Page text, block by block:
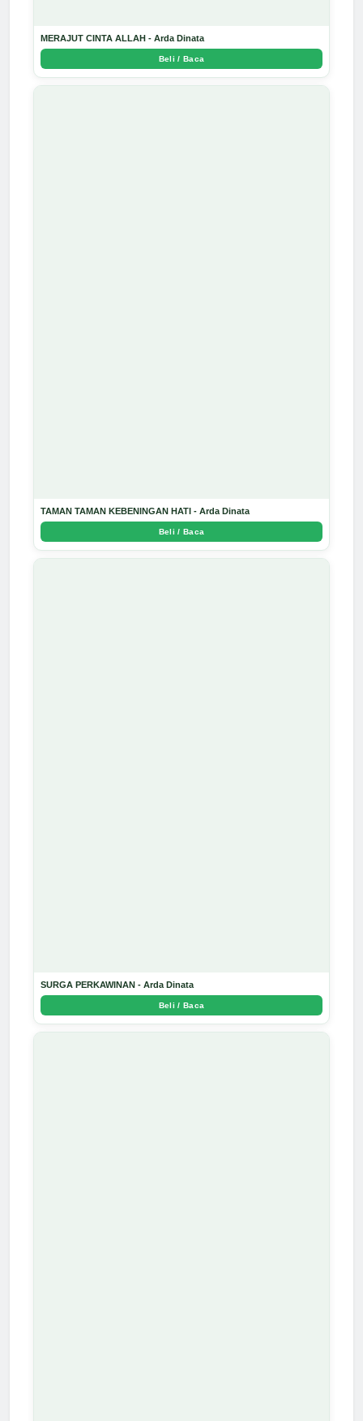
MERAJUT CINTA ALLAH - Arda Dinata
Beli / Baca
TAMAN TAMAN KEBENINGAN HATI - Arda Dinata
Beli / Baca
SURGA PERKAWINAN - Arda Dinata
Beli / Baca